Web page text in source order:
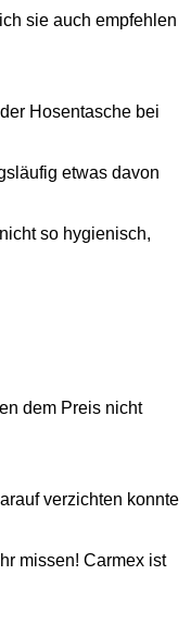
sie auch empfehlen
Hosentasche bei
etwas davon
so hygienisch,
dem Preis nicht
verzichten konnte
missen! Carmex ist